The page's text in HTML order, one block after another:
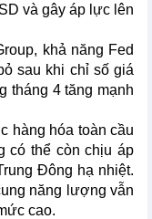
và gây áp lực lên
khả năng Fed
sau khi chỉ số giá
tháng 4 tăng mạnh
hàng hóa toàn cầu
có thể còn chịu áp
Đông hạ nhiệt.
năng lượng vẫn
cao.